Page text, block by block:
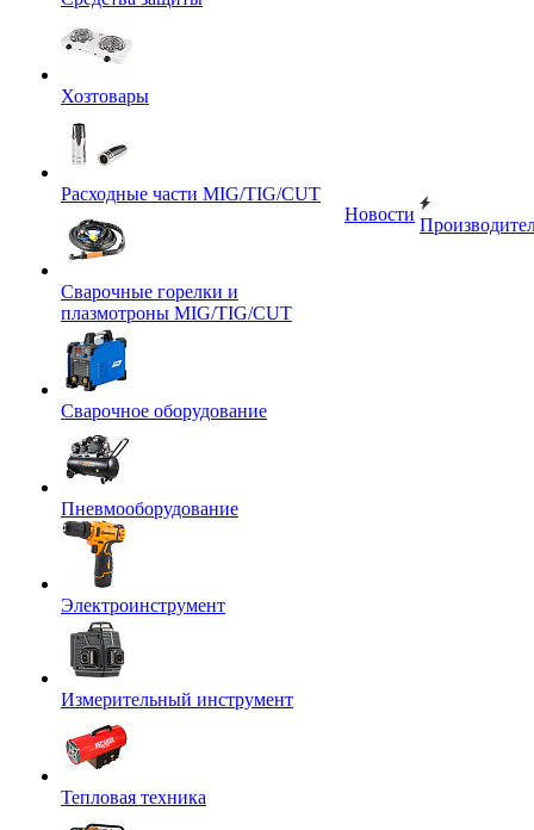
Хозтовары
Расходные части MIG/TIG/CUT
Сварочные горелки и
плазмотроны MIG/TIG/CUT
Сварочное оборудование
Пневмооборудование
Электроинструмент
Измерительный инструмент
Тепловая техника
Новости